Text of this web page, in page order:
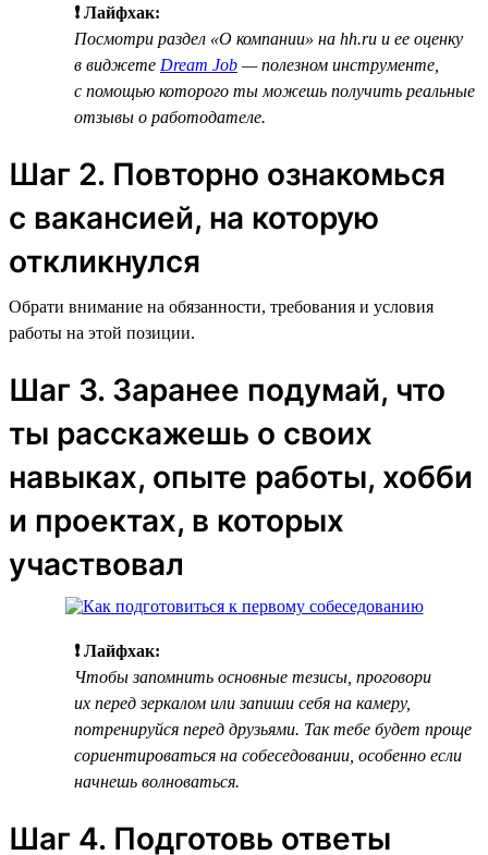
❗ Лайфхак:
Посмотри раздел «О компании» на hh.ru и ее оценку
в виджете Dream Job — полезном инструменте,
с помощью которого ты можешь получить реальные
отзывы о работодателе.
Шаг 2. Повторно ознакомься
с вакансией, на которую
откликнулся
Обрати внимание на обязанности, требования и условия
работы на этой позиции.
Шаг 3. Заранее подумай, что
ты расскажешь о своих
навыках, опыте работы, хобби
и проектах, в которых
участвовал
❗ Лайфхак:
Чтобы запомнить основные тезисы, проговори
их перед зеркалом или запиши себя на камеру,
потренируйся перед друзьями. Так тебе будет проще
сориентироваться на собеседовании, особенно если
начнешь волноваться.
Шаг 4. Подготовь ответы